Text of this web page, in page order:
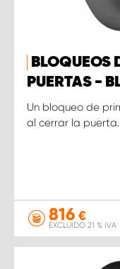
BLOQUEOS
PUERTAS -
Un bloqueo de
al cerrar la puerta.
816 €
EXCLUIDO 21 % IVA